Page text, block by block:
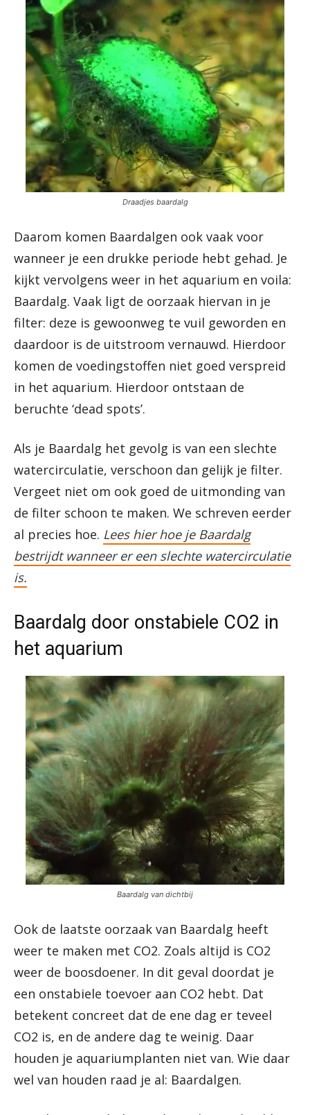
Draadjes baardalg
Daarom komen Baardalgen ook vaak voor
wanneer je een drukke periode hebt gehad. Je
kijkt vervolgens weer in het aquarium en voila:
Baardalg. Vaak ligt de oorzaak hiervan in je
filter: deze is gewoonweg te vuil geworden en
daardoor is de uitstroom vernauwd. Hierdoor
komen de voedingstoffen niet goed verspreid
in het aquarium. Hierdoor ontstaan de
beruchte ‘dead spots’.
Als je Baardalg het gevolg is van een slechte
watercirculatie, verschoon dan gelijk je filter.
Vergeet niet om ook goed de uitmonding van
de filter schoon te maken. We schreven eerder
al precies hoe. Lees hier hoe je Baardalg
bestrijdt wanneer er een slechte watercirculatie
is.
Baardalg door onstabiele CO2 in
het aquarium
Baardalg van dichtbij
Ook de laatste oorzaak van Baardalg heeft
weer te maken met CO2. Zoals altijd is CO2
weer de boosdoener. In dit geval doordat je
een onstabiele toevoer aan CO2 hebt. Dat
betekent concreet dat de ene dag er teveel
CO2 is, en de andere dag te weinig. Daar
houden je aquariumplanten niet van. Wie daar
wel van houden raad je al: Baardalgen.